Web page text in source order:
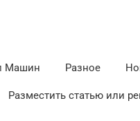
Машин Разное
Разместить статью или